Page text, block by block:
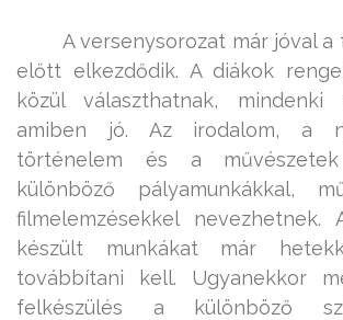
A versenysorozat már jóval a
előtt elkezdődik. A diákok
közül választhatnak, mindenki
amiben jó. Az irodalom, a
történelem és a művészetek
különböző pályamunkákkal,
filmelemzésekkel nevezhetnek.
készült munkákat már
továbbítani kell. Ugyanekkor
felkészülés a különböző